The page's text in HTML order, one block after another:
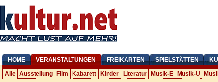
HOME VERANSTALTUNGEN FREIKARTEN SPIELSTÄTTEN
Alle Ausstellung Film Kabarett Kinder Literatur Musik-E Musik-U